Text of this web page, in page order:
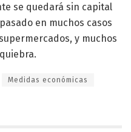
se quedará sin capital
en muchos casos
y muchos
Medidas económicas